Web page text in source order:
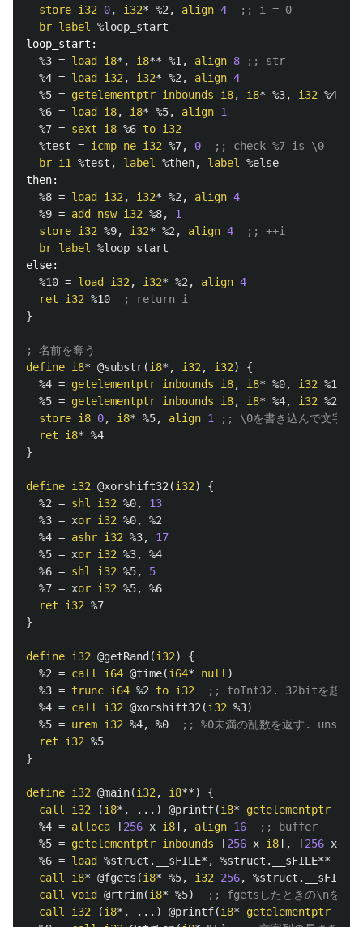
store i32 0, i32* %2 , align 4
;; i = 0
br label
%loop_start
loop_start:
%3 = load i8*, i8** %1 , align 8
;; str
%4 = load i32 , i32* %2 , align 4
%5 = getelementptr inbounds i8, i8* %3, i32 %4
%6 = load i8, i8* %5, align 1
%7 = sext i8 %6 to i32
%test = icmp ne i32 %7, 0
;; check %7 is \0
br i1 %test , label %then, label
%else
then:
%8 = load i32 , i32* %2 , align 4
%9 = add nsw i32 %8,
1
store i32 %9, i32* %2 , align 4
;; ++i
br label
%loop_start
else:
%10 = load i32 , i32* %2 , align 4
ret
i32 %10
; return i
}
; 名前を奪う
define i8* @substr(i8*, i32 , i32)
{
%4 = getelementptr inbounds i8, i8* %0, i32 %1
%5 = getelementptr inbounds i8, i8* %4, i32 %2
store i8 0, i8* %5, align 1
;; \0を書き込んで文字列
ret
i8* %4
}
define i32 @xorshift32 (i32)
{
%2 = shl i32 %0,
13
%3 = xor i32 %0,
%2
%4 = ashr i32 %3,
17
%5 = xor i32 %3,
%4
%6 = shl i32 %5,
5
%7 = xor i32 %5,
%6
ret
i32 %7
}
define i32 @getRand (i32)
{
%2 = call i64 @time(i64* null )
%3 = trunc i64 %2 to i32
;; toInt32. 32bitを超えた
%4 = call i32 @xorshift32 (i32 %3)
%5 = urem i32 %4, %0
;; %0未満の乱数を返す.
ret
i32 %5
}
define i32 @main(i32 , i8**)
{
call
i32 (i8*, ...) @printf(i8* getelementptr
%4 = alloca [256 x i8], align 16
;; buffer
%5 = getelementptr inbounds [256 x i8], [256 x
%6 = load %struct.__sFILE*, %struct.__sFILE**
call
i8* @fgets (i8* %5, i32 256, %struct.__sFILE
call
void @rtrim(i8* %5)
;; fgetsしたときの\nを取り
call
i32 (i8*, ...) @printf(i8* getelementptr